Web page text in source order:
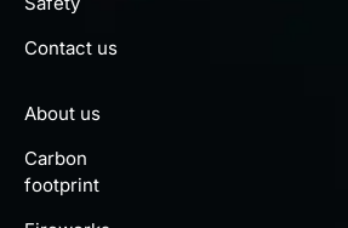
Contact us
About us
Carbon
footprint